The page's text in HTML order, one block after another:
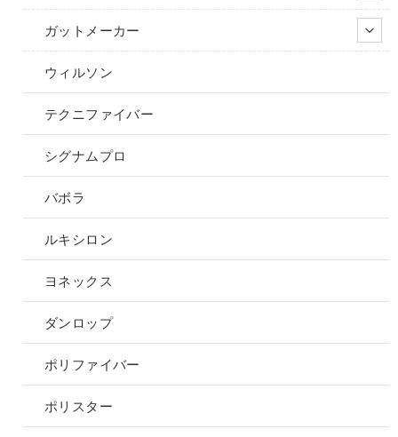
ガットメーカー
ウィルソン
テクニファイバー
シグナムプロ
バボラ
ルキシロン
ヨネックス
ダンロップ
ポリファイバー
ポリスター